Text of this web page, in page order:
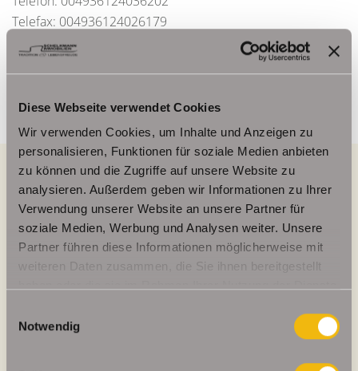
Diese Webseite verwendet Cookies
Wir verwenden Cookies, um Inhalte und Anzeigen zu
personalisieren, Funktionen für soziale Medien anbieten
zu können und die Zugriffe auf unsere Website zu
analysieren. Außerdem geben wir Informationen zu Ihrer
Verwendung unserer Website an unsere Partner für
soziale Medien, Werbung und Analysen weiter. Unsere
Partner führen diese Informationen möglicherweise mit
weiteren Daten zusammen, die Sie ihnen bereitgestellt
Notwendig
Telefax: 004936124026179
Mobil: 00491714769991
Energieausweis (Verbrauchsausweis)